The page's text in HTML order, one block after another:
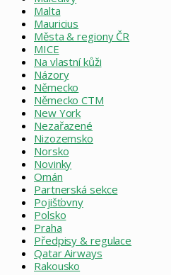
Malta
Mauricius
Města & regiony ČR
MICE
Na vlastní kůži
Názory
Německo
Německo CTM
New York
Nezařazené
Nizozemsko
Norsko
Novinky
Omán
Partnerská sekce
Pojišťovny
Polsko
Praha
Předpisy & regulace
Qatar Airways
Rakousko